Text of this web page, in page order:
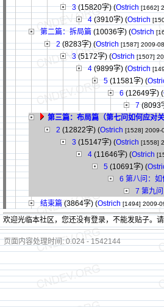
3 (15820字)(Ostrich [1662]
4 (3910字)(Ostrich
第二篇：拆局篇 (10036字)(Ostrich
2 (8283字)(Ostrich [1587] 2009-
3 (5172字)(Ostrich [1507]
4 (9899字)(Ostrich
5 (11581字)(
6 (12649字)(
7 (8093
第三篇：布局篇（第七问如何应对
2 (12822字) (Ostrich [1528] 2009-
3 (15147字) (Ostrich [1558]
4 (11646字) (Ostrich
5 (10691字) (
6 第八问：
7 第九
结束篇 (3864字)(Ostrich [1494] 2009-
欢迎光临本社区，您还没有登录，不能发贴子。
页面内容处理时间: 0.024 - 1542144